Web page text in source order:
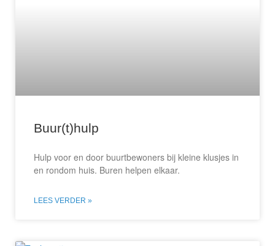
Buur(t)hulp
Hulp voor en door buurtbewoners bij kleine klusjes in
en rondom huis. Buren helpen elkaar.
LEES VERDER »